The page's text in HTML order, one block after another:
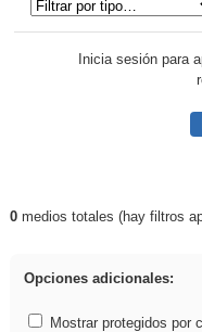
Inicia sesión para
Resultados de:
0medios totales (hay filtros
Opciones adicionales:
Mostrar protegidos por